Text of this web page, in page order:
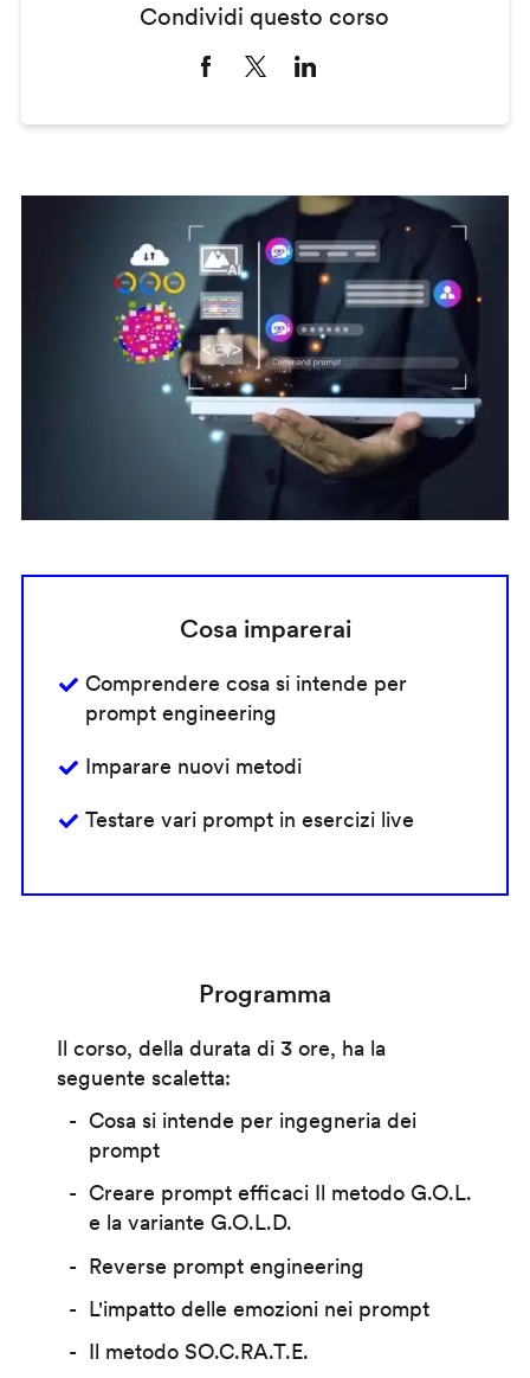
Condividi questo corso
Cosa imparerai
Comprendere cosa si intende per
prompt engineering
Imparare nuovi metodi
Testare vari prompt in esercizi live
Programma
Il corso, della durata di 3 ore, ha la
seguente scaletta:
Cosa si intende per ingegneria dei
prompt
Creare prompt efficaci Il metodo G.O.L.
e la variante G.O.L.D.
Reverse prompt engineering
L'impatto delle emozioni nei prompt
Il metodo SO.C.RA.T.E.